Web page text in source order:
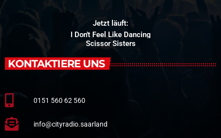
Jetzt läuft:
I Don't Feel Like Dancing
Scissor Sisters
KONTAKTIERE UNS
0151 560 62 560
info@cityradio.saarland